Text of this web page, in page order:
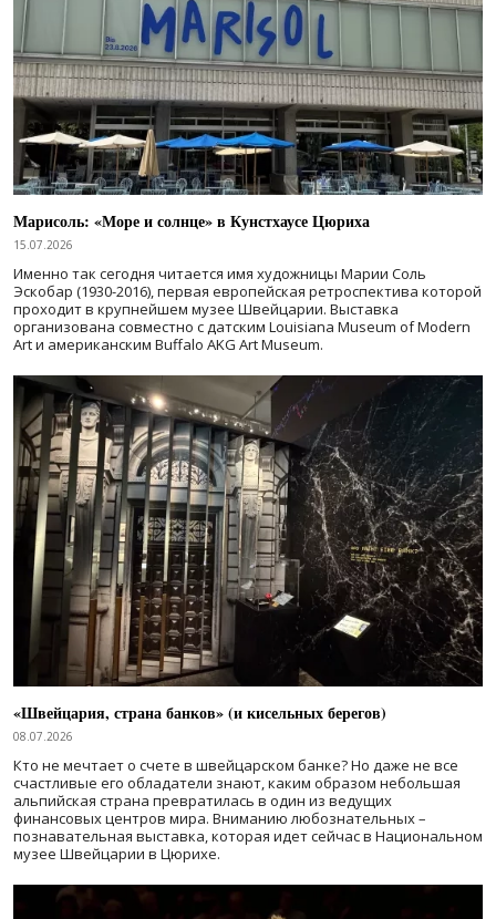
Марисоль: «Море и солнце» в Кунстхаусе Цюриха
15.07.2026
Именно так сегодня читается имя художницы Марии Соль
Эскобар (1930-2016), первая европейская ретроспектива которой
проходит в крупнейшем музее Швейцарии. Выставка
организована совместно с датским Louisiana Museum of Modern
Art и американским Buffalo AKG Art Museum.
«Швейцария, страна банков» (и кисельных берегов)
08.07.2026
Кто не мечтает о счете в швейцарском банке? Но даже не все
счастливые его обладатели знают, каким образом небольшая
альпийская страна превратилась в один из ведущих
финансовых центров мира. Вниманию любознательных –
познавательная выставка, которая идет сейчас в Национальном
музее Швейцарии в Цюрихе.